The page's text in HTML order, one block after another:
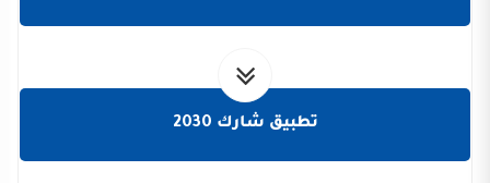
تطبيق شارك 2030